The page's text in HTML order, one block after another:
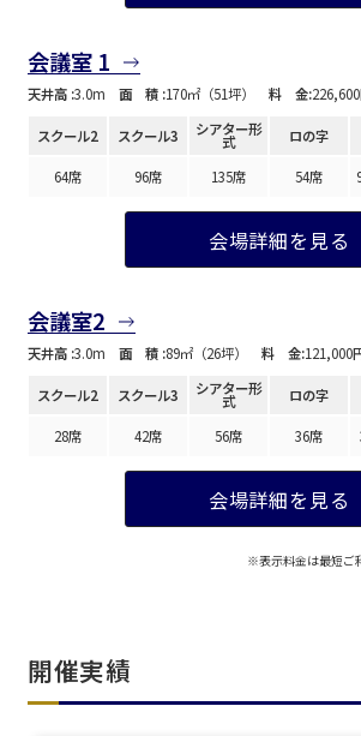
会議室 1
天井高 :3.0m 面 積 :170㎡（51坪） 料 金:
スクール2
64席
スクール3
96席
シアター形
式
135席
ロの字
54席
会場詳細を見る
会議室2
天井高 :3.0m 面 積 :89㎡（26坪） 料 金:121,000
スクール2
28席
スクール3
42席
シアター形
式
56席
ロの字
36席
会場詳細を見る
※表示料金は最短ご
開催実績